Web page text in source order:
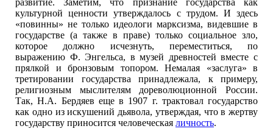
развитие. Заметим, что признание государства как
культурной ценности утверждалось с трудом. И здесь
«повинны» не только идеологи марксизма, видевшие в
государстве (а также в праве) только социальное зло,
которое должно исчезнуть, переместиться, по
выражению Ф. Энгельса, в музей древностей вместе с
прялкой и бронзовым топором. Немалая «заслуга» в
третировании государства принадлежала, к примеру,
религиозным мыслителям дореволюционной России.
Так, Н.А. Бердяев еще в 1907 г. трактовал государство
как одно из искушений дьявола, утверждая, что в жертву
государству приносится человеческая личность.